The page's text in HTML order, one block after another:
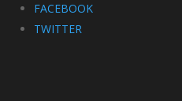
FACEBOOK
TWITTER